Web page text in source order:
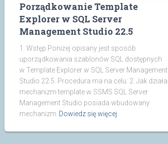
Porządkowanie Template
Explorer w SQL Server
Management Studio 22.5
1. Wstęp Poniżej opisany jest sposób
uporządkowania szablonów SQL dostępnych
w Template Explorer w SQL Server Management
Studio 22.5. Procedura ma na celu: 2. Jak działa
mechanizm template w SSMS SQL Server
Management Studio posiada wbudowany
mechanizm Dowiedz się więcej